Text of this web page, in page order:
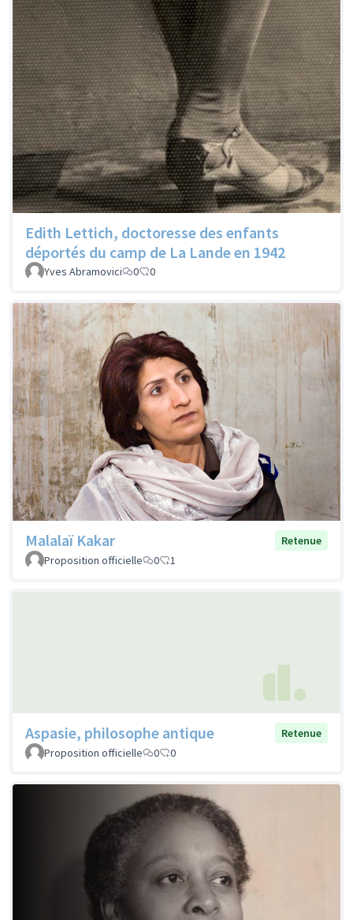
Edith Lettich, doctoresse des enfants
déportés du camp de La Lande en 1942
Yves Abramovici 0 0
Malalaï Kakar
Retenue
Proposition officielle
0 1
Aspasie, philosophe antique
Retenue
Proposition officielle
0 0